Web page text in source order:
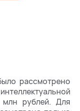
рассмотрено
млн рублей. Для